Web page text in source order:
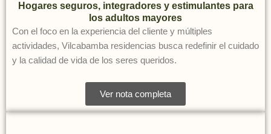
Hogares seguros, integradores y estimulantes para
los adultos mayores
Con el foco en la experiencia del cliente y múltiples
actividades, Vilcabamba residencias busca redefinir el cuidado
y la calidad de vida de los seres queridos.
Ver nota completa